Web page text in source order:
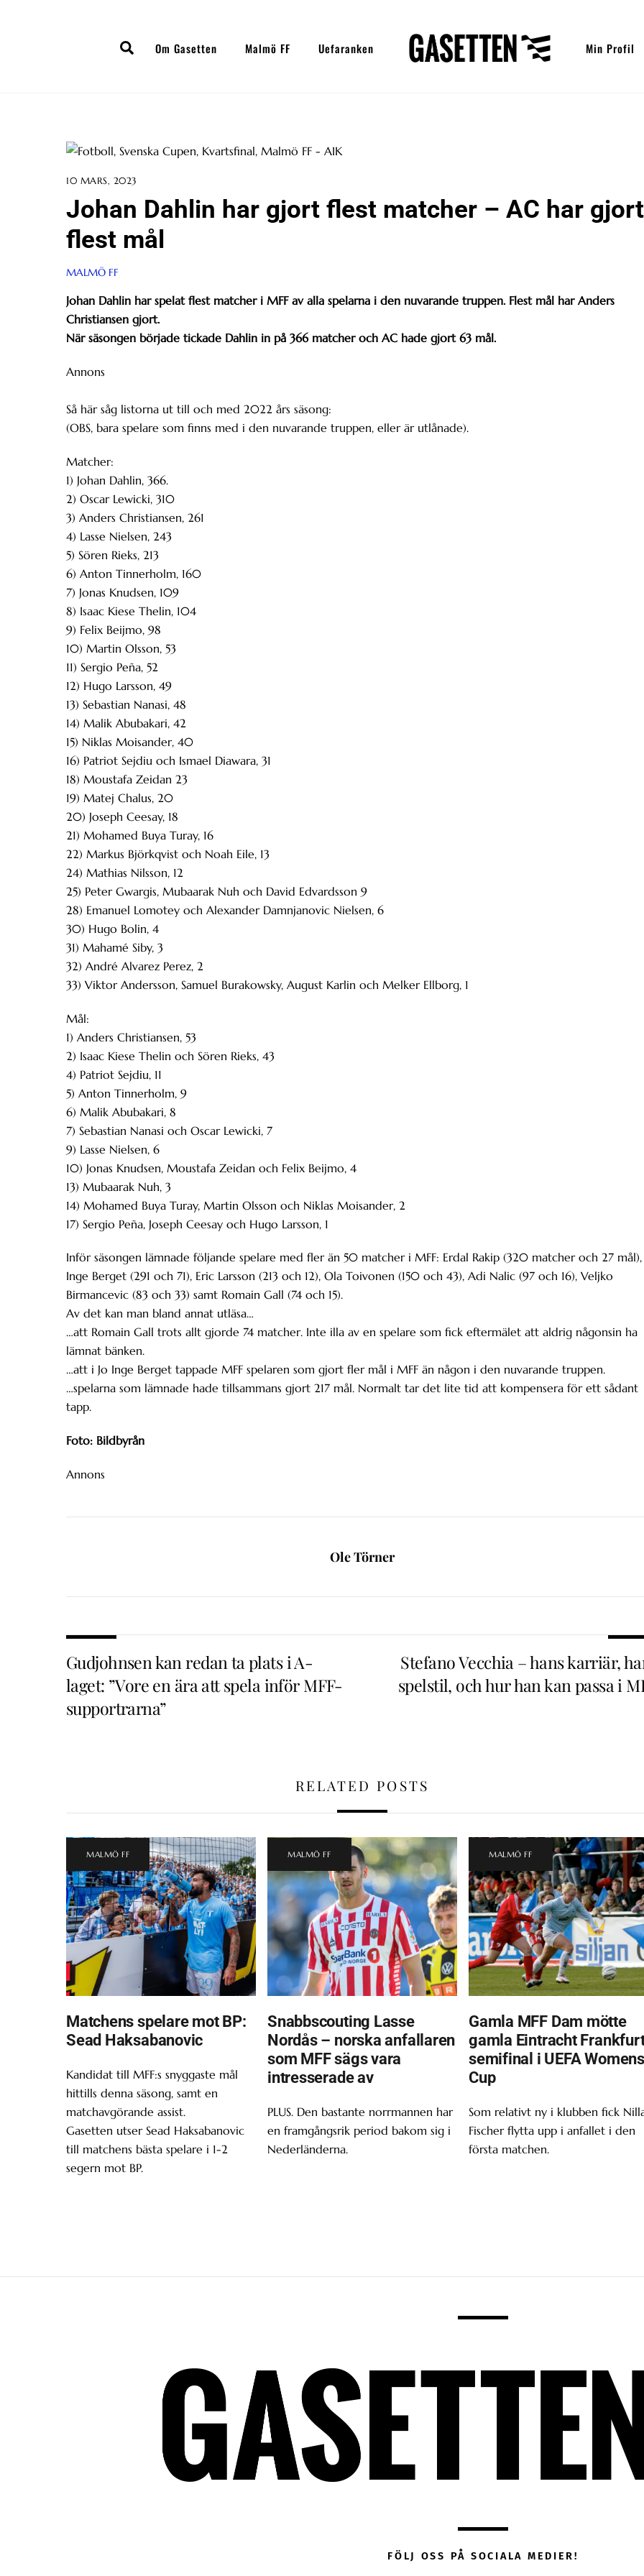
SearchOm Gasetten Malmö FF Uefaranken Min Profil
10 MARS, 2023
Johan Dahlin har gjort flest matcher – AC har gjort
flest mål
MALMÖ FF
Johan Dahlin har spelat flest matcher i MFF av alla spelarna i den nuvarande truppen. Flest mål har Anders
Christiansen gjort.
När säsongen började tickade Dahlin in på 366 matcher och AC hade gjort 63 mål.
Annons
Så här såg listorna ut till och med 2022 års säsong:
(OBS, bara spelare som finns med i den nuvarande truppen, eller är utlånade).
Matcher:
1) Johan Dahlin, 366.
2) Oscar Lewicki, 310
3) Anders Christiansen, 261
4) Lasse Nielsen, 243
5) Sören Rieks, 213
6) Anton Tinnerholm, 160
7) Jonas Knudsen, 109
8) Isaac Kiese Thelin, 104
9) Felix Beijmo, 98
10) Martin Olsson, 53
11) Sergio Peña, 52
12) Hugo Larsson, 49
13) Sebastian Nanasi, 48
14) Malik Abubakari, 42
15) Niklas Moisander, 40
16) Patriot Sejdiu och Ismael Diawara, 31
18) Moustafa Zeidan 23
19) Matej Chalus, 20
20) Joseph Ceesay, 18
21) Mohamed Buya Turay, 16
22) Markus Björkqvist och Noah Eile, 13
24) Mathias Nilsson, 12
25) Peter Gwargis, Mubaarak Nuh och David Edvardsson 9
28) Emanuel Lomotey och Alexander Damnjanovic Nielsen, 6
30) Hugo Bolin, 4
31) Mahamé Siby, 3
32) André Alvarez Perez, 2
33) Viktor Andersson, Samuel Burakowsky, August Karlin och Melker Ellborg, 1
Mål:
1) Anders Christiansen, 53
2) Isaac Kiese Thelin och Sören Rieks, 43
4) Patriot Sejdiu, 11
5) Anton Tinnerholm, 9
6) Malik Abubakari, 8
7) Sebastian Nanasi och Oscar Lewicki, 7
9) Lasse Nielsen, 6
10) Jonas Knudsen, Moustafa Zeidan och Felix Beijmo, 4
13) Mubaarak Nuh, 3
14) Mohamed Buya Turay, Martin Olsson och Niklas Moisander, 2
17) Sergio Peña, Joseph Ceesay och Hugo Larsson, 1
Inför säsongen lämnade följande spelare med fler än 50 matcher i MFF: Erdal Rakip (320 matcher och 27 mål),
Inge Berget (291 och 71), Eric Larsson (213 och 12), Ola Toivonen (150 och 43), Adi Nalic (97 och 16), Veljko
Birmancevic (83 och 33) samt Romain Gall (74 och 15).
Av det kan man bland annat utläsa…
…att Romain Gall trots allt gjorde 74 matcher. Inte illa av en spelare som fick eftermälet att aldrig någonsin ha
lämnat bänken.
…att i Jo Inge Berget tappade MFF spelaren som gjort fler mål i MFF än någon i den nuvarande truppen.
…spelarna som lämnade hade tillsammans gjort 217 mål. Normalt tar det lite tid att kompensera för ett sådant
tapp.
Foto: Bildbyrån
Annons
Ole Törner
Gudjohnsen kan redan ta plats i A-
laget: ”Vore en ära att spela inför MFF-
supportrarna”
Stefano Vecchia – hans karriär,
spelstil, och hur han kan passa i
RELATED POSTS
MALMÖ FF
Matchens spelare mot BP:
Sead Haksabanovic
Kandidat till MFF:s snyggaste mål
hittills denna säsong, samt en
matchavgörande assist.
Gasetten utser Sead Haksabanovic
till matchens bästa spelare i 1-2
segern mot BP.
MALMÖ FF
Snabbscouting Lasse
Nordås – norska anfallaren
som MFF sägs vara
intresserade av
PLUS. Den bastante norrmannen har
en framgångsrik period bakom sig i
Nederländerna.
MALMÖ FF
Gamla MFF Dam mötte
gamla Eintracht
semifinal i UEFA Womens
Cup
Som relativt ny i klubben fick
Fischer flytta upp i anfallet i den
första matchen.
FÖLJ OSS PÅ SOCIALA MEDIER!